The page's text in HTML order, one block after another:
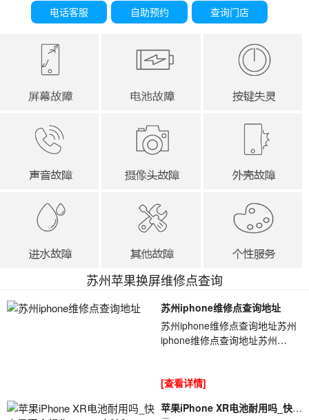
电话客服 自助预约 查询门店
苏州苹果换屏维修点查询
苏州iphone维修点查询地址
苏州iphone维修点查询地址苏州
iphone维修点查询地址苏州
播放音乐无声音...
[查看详情]
苹果iPhone XR电池耐用吗_快充